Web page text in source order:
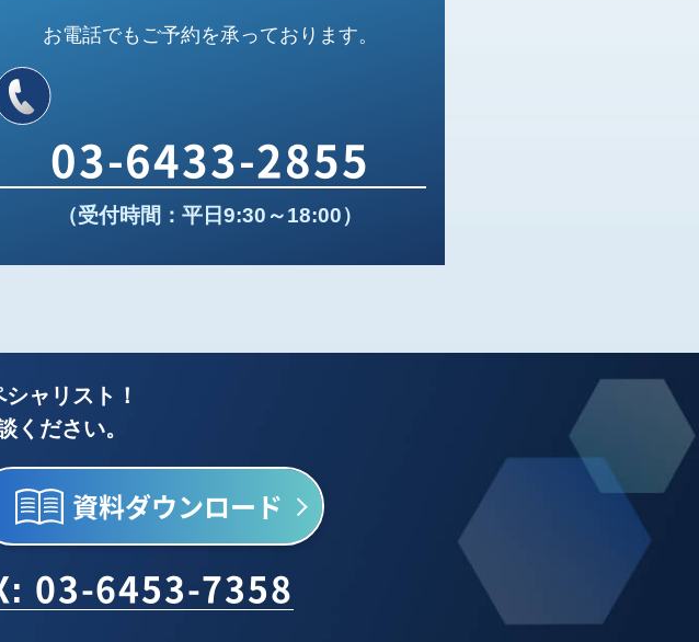
お電話でもご予約を承っております。
03-6433-2855
（受付時間：平日9:30～18:00）
ャリスト！
ください。
資料ダウンロード
03-6453-7358